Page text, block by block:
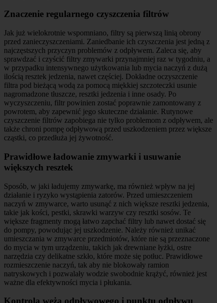
Znaczenie regularnego czyszczenia filtrów
Jak już wielokrotnie wspomniano, filtry są pierwszą linią obrony
przed zanieczyszczeniami. Zaniedbanie ich czyszczenia jest jedną z
najczęstszych przyczyn problemów z odpływem. Zaleca się, aby
sprawdzać i czyścić filtry zmywarki przynajmniej raz w tygodniu, a
w przypadku intensywnego użytkowania lub mycia naczyń z dużą
ilością resztek jedzenia, nawet częściej. Dokładne oczyszczenie
filtra pod bieżącą wodą za pomocą miękkiej szczoteczki usunie
nagromadzone tłuszcze, resztki jedzenia i inne osady. Po
wyczyszczeniu, filtr powinien zostać poprawnie zamontowany z
powrotem, aby zapewnić jego skuteczne działanie. Rutynowe
czyszczenie filtrów zapobiega nie tylko problemom z odpływem, ale
także chroni pompę odpływową przed uszkodzeniem przez większe
cząstki, co przedłuża jej żywotność.
Prawidłowe ładowanie zmywarki i usuwanie
większych resztek
Sposób, w jaki ładujemy zmywarkę, ma również wpływ na jej
działanie i ryzyko wystąpienia zatorów. Przed umieszczeniem
naczyń w zmywarce, warto usunąć z nich większe resztki jedzenia,
takie jak kości, pestki, skrawki warzyw czy resztki sosów. Te
większe fragmenty mogą łatwo zapchać filtry lub nawet dostać się
do pompy, powodując jej uszkodzenie. Należy również unikać
umieszczania w zmywarce przedmiotów, które nie są przeznaczone
do mycia w tym urządzeniu, takich jak drewniane łyżki, ostre
narzędzia czy delikatne szkło, które może się potłuc. Prawidłowe
rozmieszczenie naczyń, tak aby nie blokowały ramion
natryskowych i pozwalały wodzie swobodnie krążyć, również jest
ważne dla efektywności mycia i płukania.